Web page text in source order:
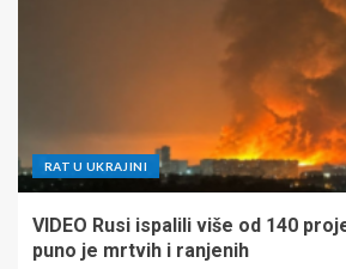
RAT U UKRAJINI
VIDEO Rusi ispalili više od 140
puno je mrtvih i ranjenih